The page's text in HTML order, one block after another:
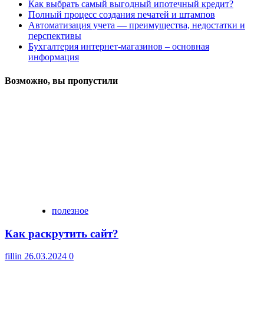
Как выбрать самый выгодный ипотечный кредит?
Полный процесс создания печатей и штампов
Автоматизация учета — преимущества, недостатки и
перспективы
Бухгалтерия интернет-магазинов – основная
информация
Возможно, вы пропустили
полезное
Как раскрутить сайт?
fillin 26.03.2024 0